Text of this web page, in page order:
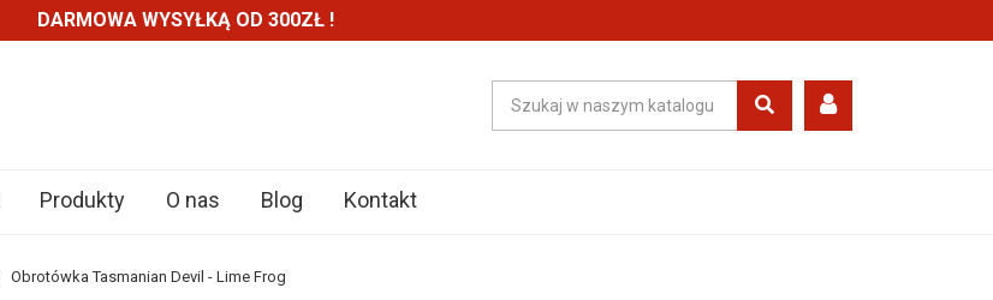
DARMOWA WYSYŁKĄ OD 300ZŁ !
Produkty O nas Blog Kontakt
Obrotówka Tasmanian Devil - Lime Frog